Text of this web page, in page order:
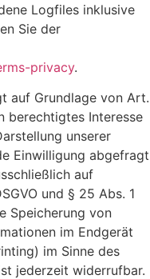
Logfiles inklusive
Sie der
privacy.
auf Grundlage von Art.
berechtigtes Interesse
unserer
Einwilligung abgefragt
auf
und § 25 Abs. 1
Speicherung von
im Endgerät
im Sinne des
jederzeit widerrufbar.